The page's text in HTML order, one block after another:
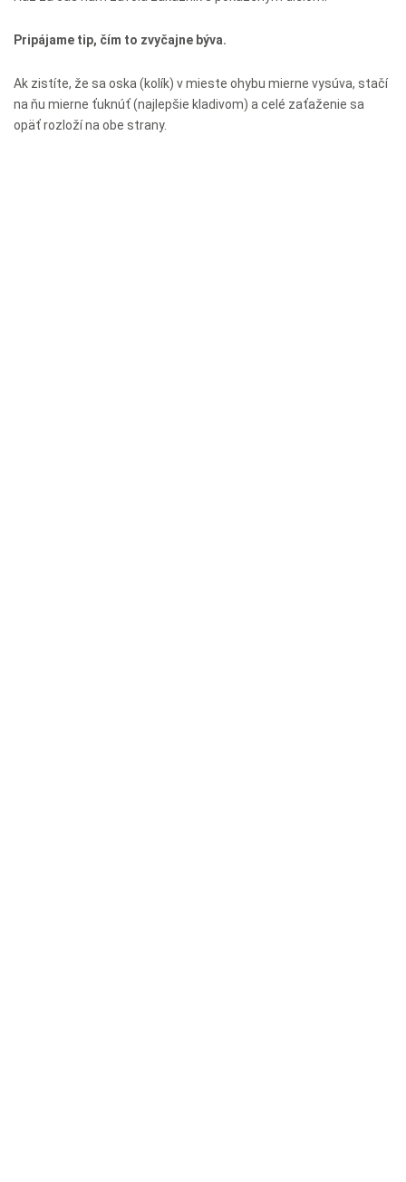
Pripájame tip, čím to zvyčajne býva.
Ak zistíte, že sa oska (kolík) v mieste ohybu mierne vysúva, stačí
na ňu mierne ťuknúť (najlepšie kladivom) a celé zaťaženie sa
opäť rozloží na obe strany.